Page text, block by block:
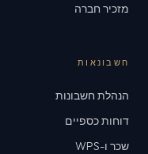
מזכיר חברה
חשבונאות
הנהלת חשבונות
דוחות כספיים
שכר ו-WPS